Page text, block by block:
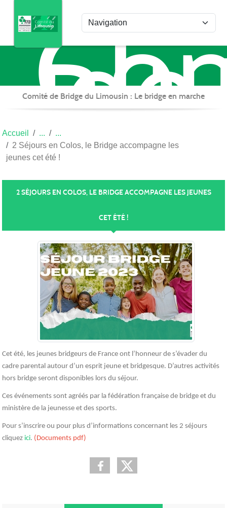
de
du
Comité de Bridge du Limousin : Le bridge en marche
Accueil
2 Séjours en Colos, le Bridge accompagne les
jeunes cet été !
2 SÉJOURS EN COLOS, LE BRIDGE ACCOMPAGNE LES JEUNES
CET ÉTÉ !
Cet été, les jeunes bridgeurs de France ont l’honneur de s’évader du
cadre parental autour d’un esprit jeune et bridgesque. D’autres activités
hors bridge seront disponibles lors du séjour.
Ces événements sont agréés par la fédération française de bridge et du
ministère de la jeunesse et des sports.
Pour s’inscrire ou pour plus d’informations concernant les 2 séjours
cliquez ici. (Documents pdf)